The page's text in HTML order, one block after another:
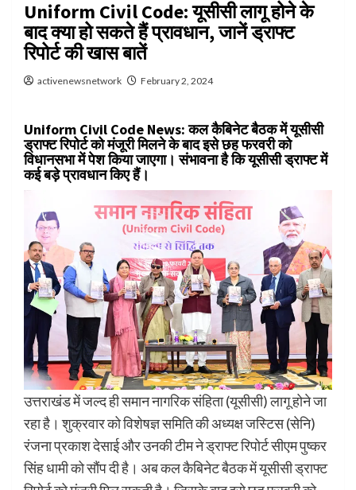
Uniform Civil Code: यूसीसी लागू होने के
बाद क्या हो सकते हैं प्रावधान, जानें ड्राफ्ट
रिपोर्ट की खास बातें
activenewsnetwork February 2, 2024
Uniform Civil Code News:कल कैबिनेट बैठक में यूसीसी
ड्राफ्ट रिपोर्ट को मंजूरी मिलने के बाद इसे छह फरवरी को
विधानसभा में पेश किया जाएगा। संभावना है कि यूसीसी ड्राफ्ट में
कई बड़े प्रावधान किए हैं।
उत्तराखंड में जल्द ही समान नागरिक संहिता (यूसीसी) लागू होने जा
रहा है। शुक्रवार को विशेषज्ञ समिति की अध्यक्ष जस्टिस (सेनि)
रंजना प्रकाश देसाई और उनकी टीम ने ड्राफ्ट रिपोर्ट सीएम पुष्कर
सिंह धामी को सौंप दी है। अब कल कैबिनेट बैठक में यूसीसी ड्राफ्ट